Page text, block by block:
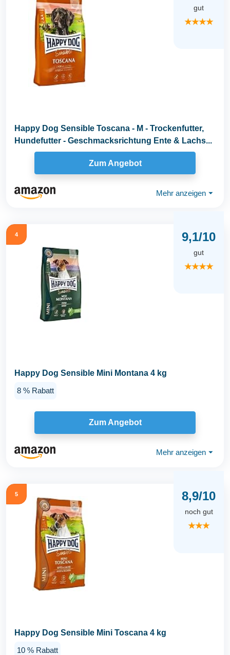
gut
★★★★
Happy Dog Sensible Toscana - M - Trockenfutter,
Hundefutter - Geschmacksrichtung Ente & Lachs...
Zum Angebot
Mehr anzeigen ⏷
4 9,1/10
gut
★★★★
Happy Dog Sensible Mini Montana 4 kg
8 % Rabatt
Zum Angebot
Mehr anzeigen ⏷
5 8,9/10
noch gut
★★★
Happy Dog Sensible Mini Toscana 4 kg
10 % Rabatt